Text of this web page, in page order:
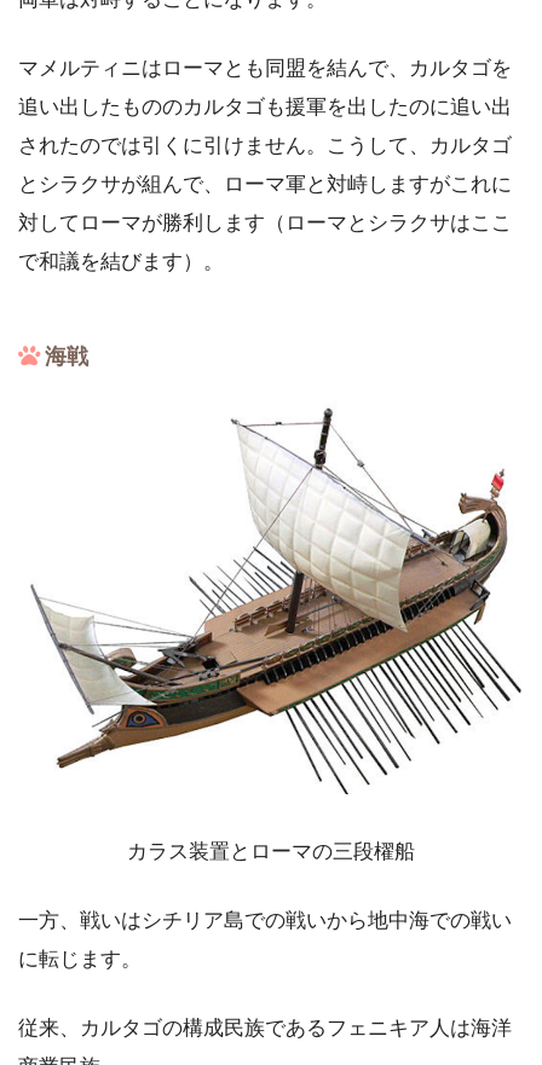
マメルティニはローマとも同盟を結んで、カルタゴを
追い出したもののカルタゴも援軍を出したのに追い出
されたのでは引くに引けません。こうして、カルタゴ
とシラクサが組んで、ローマ軍と対峙しますがこれに
対してローマが勝利します（ローマとシラクサはここ
で和議を結びます）。
海戦
カラス装置とローマの三段櫂船
一方、戦いはシチリア島での戦いから地中海での戦い
に転じます。
従来、カルタゴの構成民族であるフェニキア人は海洋